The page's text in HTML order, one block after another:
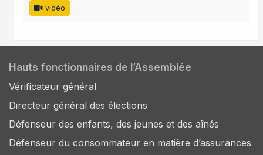
vidéo
Hauts fonctionnaires de l’Assemblée
Vérificateur général
Directeur général des élections
Défenseur des enfants, des jeunes et des aînés
Défenseur du consommateur en matière d’assurances